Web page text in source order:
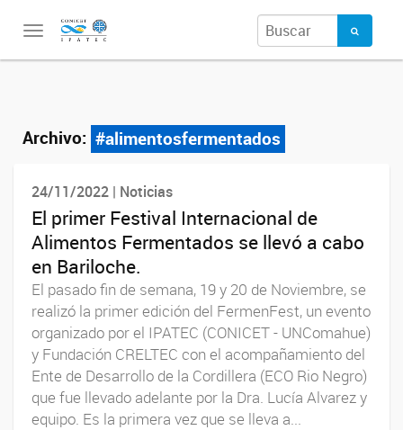
Toggle
Archivo: #alimentosfermentados
24/11/2022 | Noticias
El primer Festival Internacional de
Alimentos Fermentados se llevó a cabo
en Bariloche.
El pasado fin de semana, 19 y 20 de Noviembre, se
realizó la primer edición del FermenFest, un evento
organizado por el IPATEC (CONICET - UNComahue)
y Fundación CRELTEC con el acompañamiento del
Ente de Desarrollo de la Cordillera (ECO Rio Negro)
que fue llevado adelante por la Dra. Lucía Alvarez y
equipo. Es la primera vez que se lleva a...